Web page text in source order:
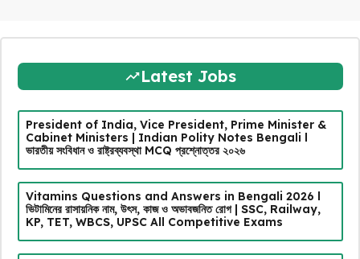
Latest Jobs
President of India, Vice President, Prime Minister &
Cabinet Ministers | Indian Polity Notes Bengali l
ভারতীয় সংবিধান ও রাষ্ট্রব্যবস্থা MCQ প্রশ্নোত্তর ২০২৬
Vitamins Questions and Answers in Bengali 2026 l
ভিটামিনের রাসায়নিক নাম, উৎস, কাজ ও অভাবজনিত রোগ | SSC, Railway,
KP, TET, WBCS, UPSC All Competitive Exams